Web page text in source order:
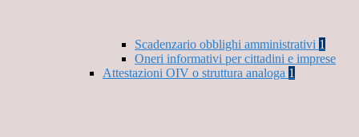
Scadenzario obblighi amministrativi 1
Oneri informativi per cittadini e imprese
Attestazioni OIV o struttura analoga 1